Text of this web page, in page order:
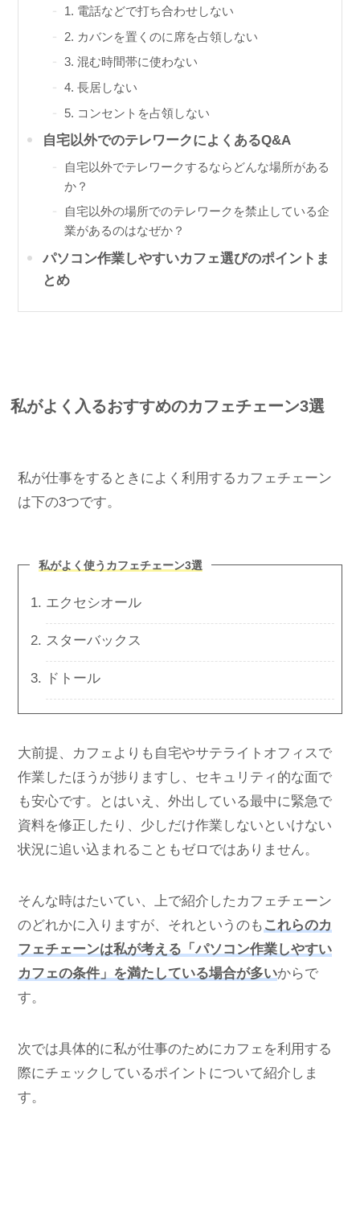
1. 電話などで打ち合わせしない
2. カバンを置くのに席を占領しない
3. 混む時間帯に使わない
4. 長居しない
5. コンセントを占領しない
自宅以外でのテレワークによくあるQ&A
自宅以外でテレワークするならどんな場所がある
か？
自宅以外の場所でのテレワークを禁止している企
業があるのはなぜか？
パソコン作業しやすいカフェ選びのポイントま
とめ
私がよく入るおすすめのカフェチェーン3選
私が仕事をするときによく利用するカフェチェーン
は下の3つです。
私がよく使うカフェチェーン3選
エクセシオール
スターバックス
ドトール
大前提、カフェよりも自宅やサテライトオフィスで
作業したほうが捗りますし、セキュリティ的な面で
も安心です。とはいえ、外出している最中に緊急で
資料を修正したり、少しだけ作業しないといけない
状況に追い込まれることもゼロではありません。
そんな時はたいてい、上で紹介したカフェチェーン
のどれかに入りますが、それというのも これらのカ
フェチェーンは私が考える「パソコン作業しやすい
カフェの条件」を満たしている場合が多いからで
す。
次では具体的に私が仕事のためにカフェを利用する
際にチェックしているポイントについて紹介しま
す。